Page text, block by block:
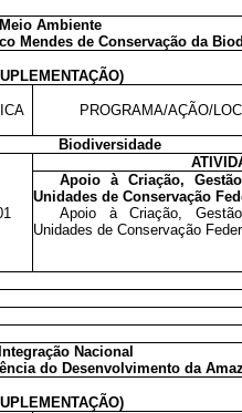
Ambiente
Mendes de Conservação da
PROGRAMA/AÇÃO/
Biodiversidade
Apoio à Criação,
Unidades de Conservação
Apoio à Criação,
Unidades de Conservação
Nacional
do Desenvolvimento da